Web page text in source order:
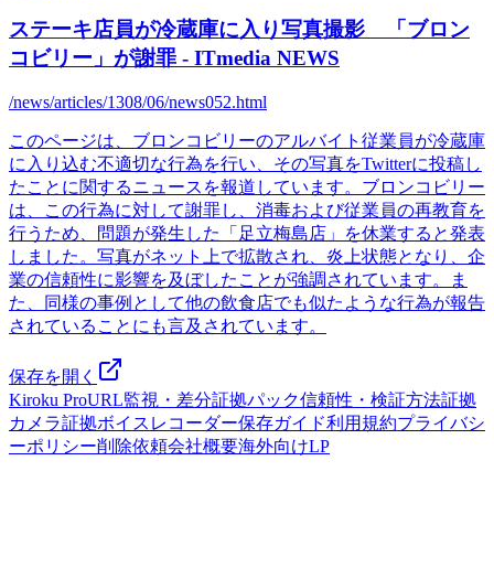
ステーキ店員が冷蔵庫に入り写真撮影 「ブロン
コビリー」が謝罪 - ITmedia NEWS
/news/articles/1308/06/news052.html
このページは、ブロンコビリーのアルバイト従業員が冷蔵庫
に入り込む不適切な行為を行い、その写真をTwitterに投稿し
たことに関するニュースを報道しています。ブロンコビリー
は、この行為に対して謝罪し、消毒および従業員の再教育を
行うため、問題が発生した「足立梅島店」を休業すると発表
しました。写真がネット上で拡散され、炎上状態となり、企
業の信頼性に影響を及ぼしたことが強調されています。ま
た、同様の事例として他の飲食店でも似たような行為が報告
されていることにも言及されています。
保存を開く
Kiroku ProURL監視・差分証拠パック信頼性・検証方法証拠
カメラ証拠ボイスレコーダー保存ガイド利用規約プライバシ
ーポリシー削除依頼会社概要海外向けLP